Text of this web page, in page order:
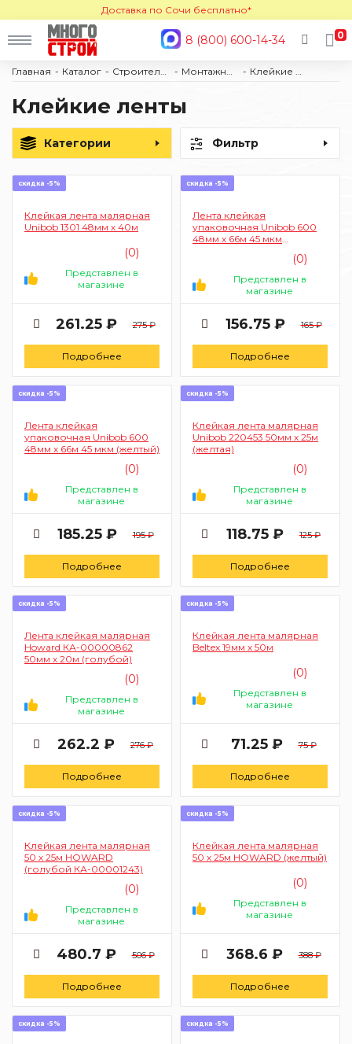
Доставка по Сочи бесплатно*
8 (800) 600-14-34 0
Главная Каталог
Клейкие ленты
Категории Фильтр
скидка -5%
Клейкая лента малярная
Unibob 1301 48мм х 40м
(0)
Представлен в
магазине
261.25 ₽ 275 ₽
Подробнее
скидка -5%
Лента клейкая
упаковочная Unibob 600
48мм х 66м 45 мкм
(0)
Представлен в
магазине
156.75 ₽ 165 ₽
Подробнее
скидка -5%
Лента клейкая
упаковочная Unibob 600
48мм х 66м 45 мкм (желтый)
(0)
Представлен в
магазине
185.25 ₽ 195 ₽
Подробнее
скидка -5%
Клейкая лента малярная
Unibob 220453 50мм х 25м
(желтая)
(0)
Представлен в
магазине
118.75 ₽ 125 ₽
Подробнее
скидка -5%
Лента клейкая малярная
Howard КА-00000862
50мм х 20м (голубой)
(0)
Представлен в
магазине
262.2 ₽ 276 ₽
Подробнее
скидка -5%
Клейкая лента малярная
Beltex 19мм х 50м
(0)
Представлен в
магазине
71.25 ₽ 75 ₽
Подробнее
скидка -5%
Клейкая лента малярная
50 х 25м HOWARD
(голубой КА-00001243)
(0)
Представлен в
магазине
480.7 ₽ 506 ₽
Подробнее
скидка -5%
Клейкая лента малярная
50 х 25м HOWARD (желтый)
(0)
Представлен в
магазине
368.6 ₽ 388 ₽
Подробнее
скидка -5% скидка -5%